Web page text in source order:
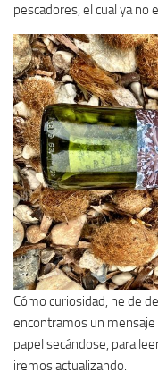
pescadores, el cual ya no
Cómo curiosidad, he de
encontramos un
papel secándose, para
iremos actualizando.